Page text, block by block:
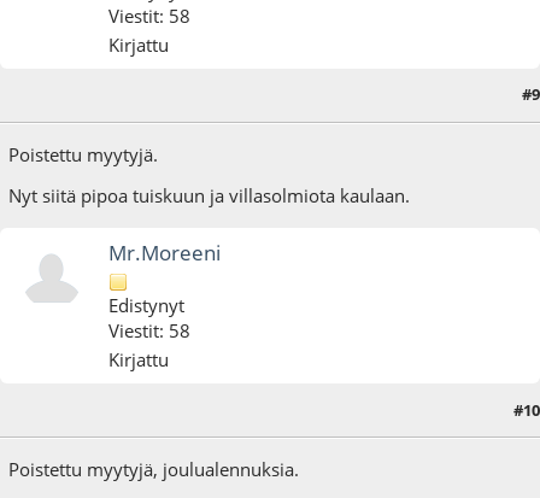
Viestit: 58
Kirjattu
#9
Poistettu myytyjä.
Nyt siitä pipoa tuiskuun ja villasolmiota kaulaan.
Mr.Moreeni
Edistynyt
Viestit: 58
Kirjattu
#10
Poistettu myytyjä, joulualennuksia.